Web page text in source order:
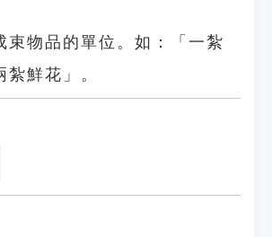
束物品的單位。如：「一紮
鮮花」。